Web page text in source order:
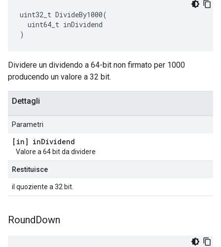
uint32_t DivideBy1000(
  uint64_t inDividend
)
Dividere un dividendo a 64-bit non firmato per 1000
producendo un valore a 32 bit.
Dettagli
Parametri
[in] inDividend
Valore a 64 bit da dividere
Restituisce
il quoziente a 32 bit.
RoundDown